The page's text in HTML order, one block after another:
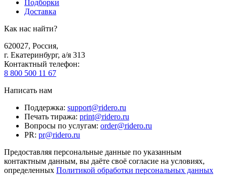
Подборки
Доставка
Как нас найти?
620027, Россия,
г. Екатеринбург, а/я 313
Контактный телефон:
8 800 500 11 67
Написать нам
Поддержка: support@ridero.ru
Печать тиража: print@ridero.ru
Вопросы по услугам: order@ridero.ru
PR: pr@ridero.ru
Предоставляя персональные данные по указанным
контактным данным, вы даёте своё согласие на условиях,
определенных Политикой обработки персональных данных